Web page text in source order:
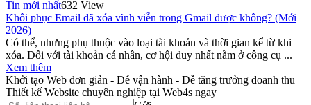
Tin mới nhất632 View
Khôi phục Email đã xóa vĩnh viễn trong Gmail được không? (Mới
2026)
Có thể, nhưng phụ thuộc vào loại tài khoản và thời gian kể từ khi
xóa. Đối với tài khoản cá nhân, cơ hội duy nhất nằm ở công cụ ...
Xem thêm
Khởi tạo Web đơn giản - Dễ vận hành - Dễ tăng trưởng doanh thu
Thiết kế Website chuyên nghiệp tại Web4s ngay